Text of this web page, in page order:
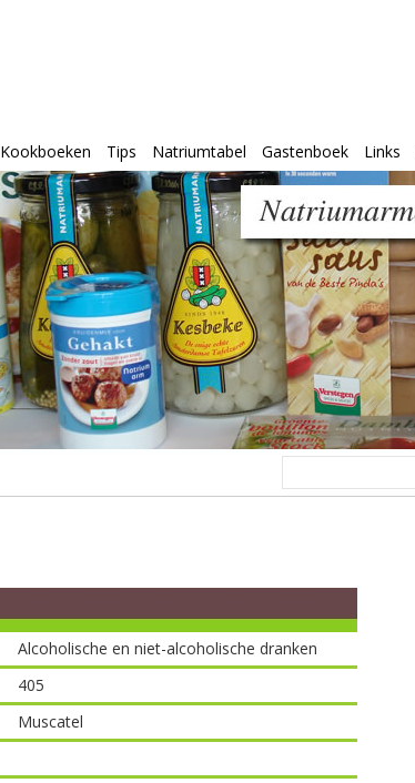
Kookboeken Tips Natriumtabel Gastenboek Links
Alcoholische en niet-alcoholische dranken
405
Muscatel